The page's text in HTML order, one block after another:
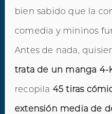
bien sabido que la
comedia y mininos
Antes de nada,
trata de un manga 4-
recopila 45 tiras
extensión media de